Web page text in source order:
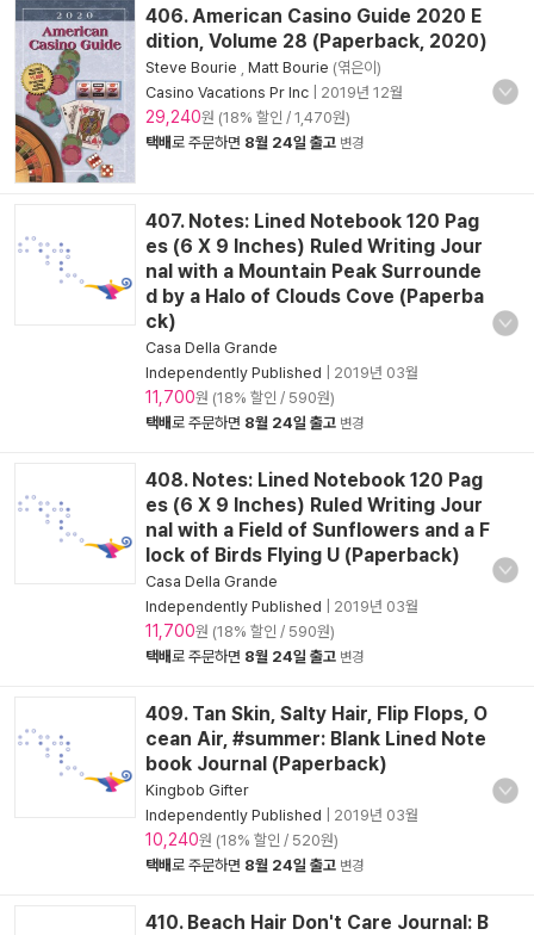
406. American Casino Guide 2020 E
dition, Volume 28 (Paperback, 2020)
Steve Bourie Matt Bourie (엮은이)
Casino Vacations Pr Inc
2019년 12월
29,240원 (18% 할인 / 1,470원)
택배로 주문하면 8월 24일 출고 변경
407. Notes: Lined Notebook 120 Pag
es (6 X 9 Inches) Ruled Writing Jour
nal with a Mountain Peak Surrounde
d by a Halo of Clouds Cove (Paperba
ck)
Casa Della Grande
Independently Published
2019년 03월
11,700원 (18% 할인 / 590원)
택배로 주문하면 8월 24일 출고 변경
408. Notes: Lined Notebook 120 Pag
es (6 X 9 Inches) Ruled Writing Jour
nal with a Field of Sunflowers and a F
lock of Birds Flying U (Paperback)
Casa Della Grande
Independently Published
2019년 03월
11,700원 (18% 할인 / 590원)
택배로 주문하면 8월 24일 출고 변경
409. Tan Skin, Salty Hair, Flip Flops, O
cean Air, #summer: Blank Lined Note
book Journal (Paperback)
Kingbob Gifter
Independently Published
2019년 03월
10,240원 (18% 할인 / 520원)
택배로 주문하면 8월 24일 출고 변경
410. Beach Hair Don't Care Journal: B